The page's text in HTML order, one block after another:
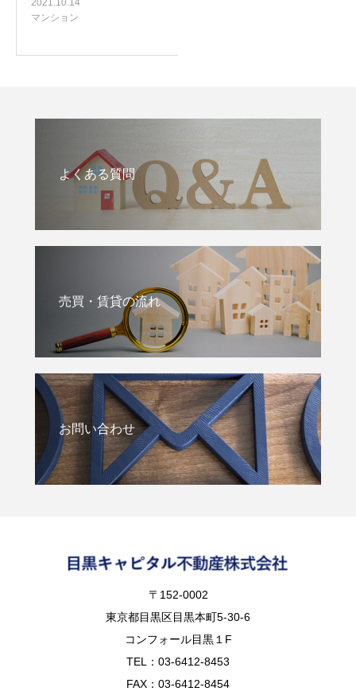
2021.10.14
マンション
よくある質問
売買・賃貸の流れ
お問い合わせ
〒152-0002
東京都目黒区目黒本町5-30-6
コンフォール目黒１F
TEL：03-6412-8453
FAX：03-6412-8454